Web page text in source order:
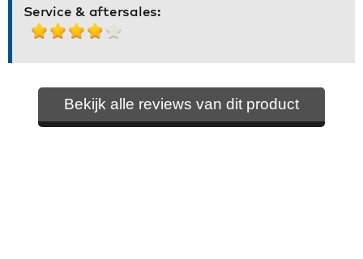
Service & aftersales:
Bekijk alle reviews van dit product